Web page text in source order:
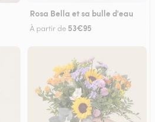
Rosa Bella et sa bulle d'eau
À partir de 53€95